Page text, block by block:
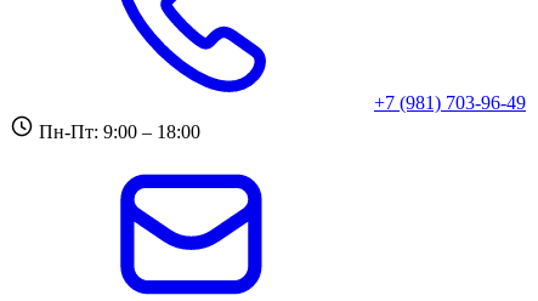
+7 (981) 703-96-49
Пн-Пт: 9:00 – 18:00